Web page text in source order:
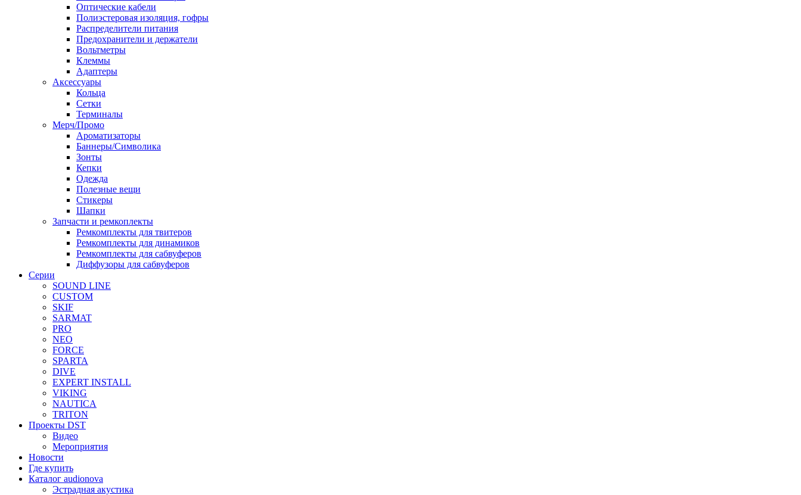
Оптические кабели
Полиэстеровая изоляция, гофры
Распределители питания
Предохранители и держатели
Вольтметры
Клеммы
Адаптеры
Аксессуары
Кольца
Сетки
Терминалы
Мерч/Промо
Ароматизаторы
Баннеры/Символика
Зонты
Кепки
Одежда
Полезные вещи
Стикеры
Шапки
Запчасти и ремкоплекты
Ремкомплекты для твитеров
Ремкомплекты для динамиков
Ремкомплекты для сабвуферов
Диффузоры для сабвуферов
Серии
SOUND LINE
CUSTOM
SKIF
SARMAT
PRO
NEO
FORCE
SPARTA
DIVE
EXPERT INSTALL
VIKING
NAUTICA
TRITON
Проекты DST
Видео
Мероприятия
Новости
Где купить
Каталог audionova
Эстрадная акустика